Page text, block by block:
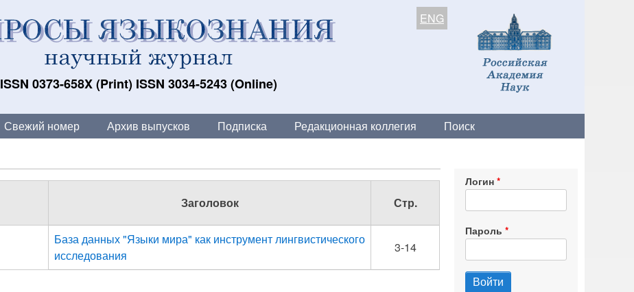
ISSN 0373-658X (Print) ISSN 3034-5243 (Online)
ENG
Свежий номер Архив выпусков Подписка Редакционная коллегия Поиск
Заголовок Стр.
База данных "Языки мира" как инструмент лингвистического
исследования
3-14
Логин
Пароль